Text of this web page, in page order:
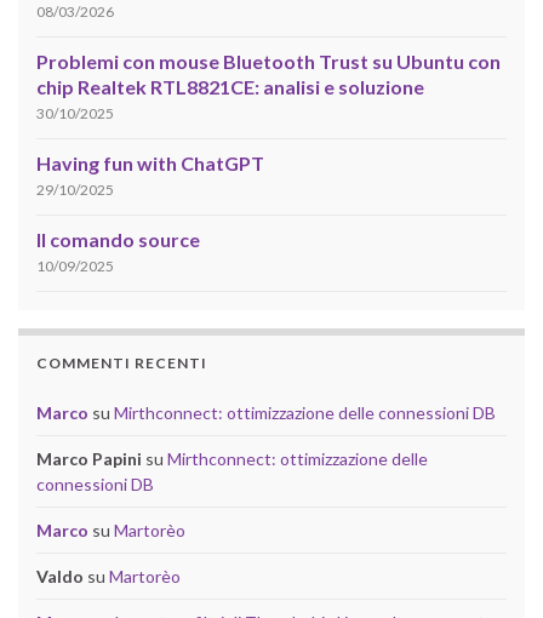
08/03/2026
Problemi con mouse Bluetooth Trust su Ubuntu con
chip Realtek RTL8821CE: analisi e soluzione
30/10/2025
Having fun with ChatGPT
29/10/2025
Il comando source
10/09/2025
COMMENTI RECENTI
Marco su Mirthconnect: ottimizzazione delle connessioni DB
Marco Papini su Mirthconnect: ottimizzazione delle
connessioni DB
Marco su Martorèo
Valdo su Martorèo